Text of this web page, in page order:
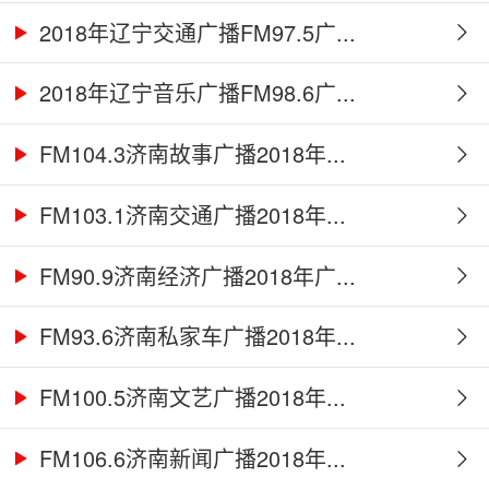
2018年辽宁交通广播FM97.5广...
2018年辽宁音乐广播FM98.6广...
FM104.3济南故事广播2018年...
FM103.1济南交通广播2018年...
FM90.9济南经济广播2018年广...
FM93.6济南私家车广播2018年...
FM100.5济南文艺广播2018年...
FM106.6济南新闻广播2018年...